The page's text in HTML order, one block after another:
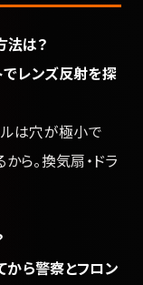
は？
レンズ反射を探
は穴が極小で
ら。換気扇・ドラ
ら警察とフロン